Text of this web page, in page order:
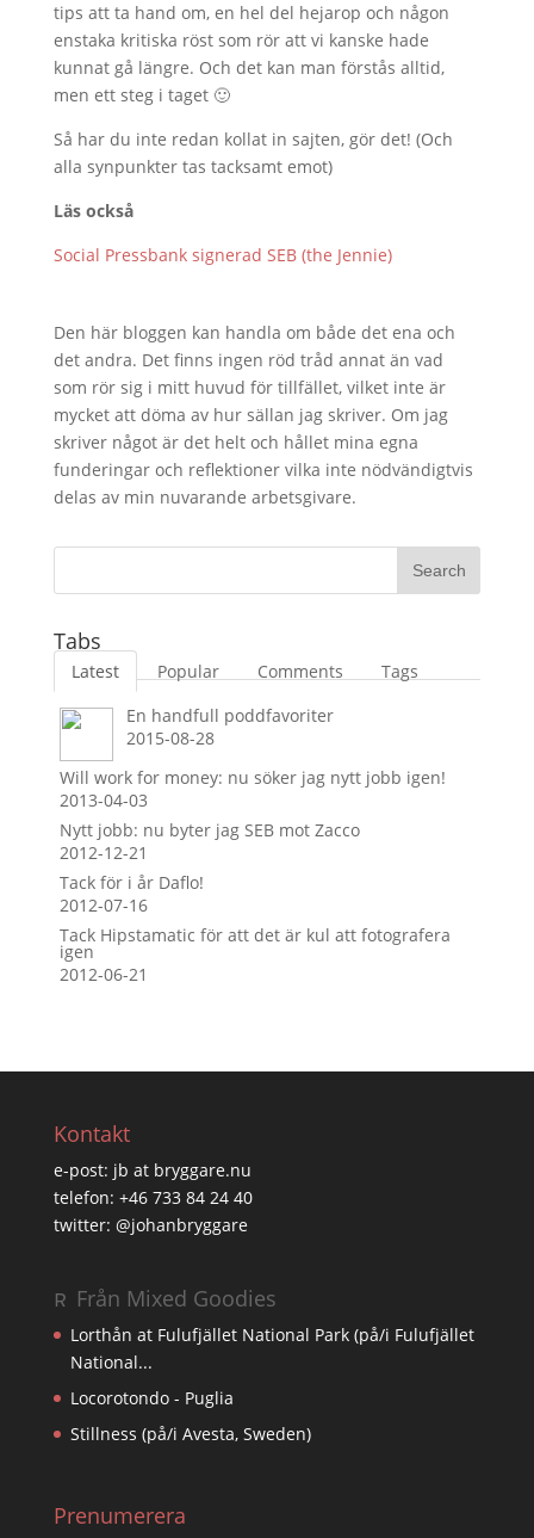
tips att ta hand om, en hel del hejarop och någon
enstaka kritiska röst som rör att vi kanske hade
kunnat gå längre. Och det kan man förstås alltid,
men ett steg i taget 🙂
Så har du inte redan kollat in sajten, gör det! (Och
alla synpunkter tas tacksamt emot)
Läs också
Social Pressbank signerad SEB (the Jennie)
Den här bloggen kan handla om både det ena och
det andra. Det finns ingen röd tråd annat än vad
som rör sig i mitt huvud för tillfället, vilket inte är
mycket att döma av hur sällan jag skriver. Om jag
skriver något är det helt och hållet mina egna
funderingar och reflektioner vilka inte nödvändigtvis
delas av min nuvarande arbetsgivare.
Tabs
Latest Popular Comments
Tags
En handfull poddfavoriter
2015-08-28
Will work for money: nu söker jag nytt jobb igen!
2013-04-03
Nytt jobb: nu byter jag SEB mot Zacco
2012-12-21
Tack för i år Daflo!
2012-07-16
Tack Hipstamatic för att det är kul att fotografera
igen
2012-06-21
Kontakt
e-post: jb at bryggare.nu
telefon: +46 733 84 24 40
twitter: @johanbryggare
Från Mixed Goodies
Lorthån at Fulufjället National Park (på/i Fulufjället
National...
Locorotondo - Puglia
Stillness (på/i Avesta, Sweden)
Prenumerera